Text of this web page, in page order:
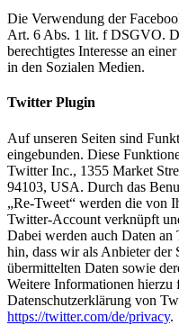
Die Verwendung der
Art. 6 Abs. 1 lit. f DSGVO.
berechtigtes Interesse an
in den Sozialen Medien.
Twitter Plugin
Auf unseren Seiten sind
eingebunden. Diese
Twitter Inc., 1355 Market
94103, USA. Durch das
„Re-Tweet“ werden die von
Twitter-Account verknüpft
Dabei werden auch Daten
hin, dass wir als Anbieter der
übermittelten Daten sowie
Weitere Informationen hierzu
Datenschutzerklärung von
https://twitter.com/de/privacy.